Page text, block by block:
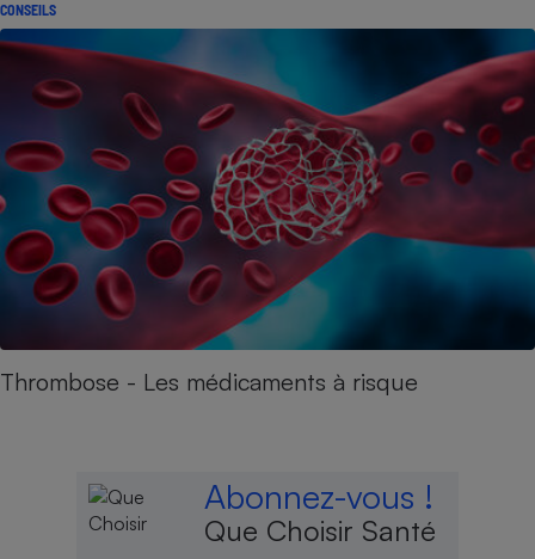
CONSEILS
Thrombose - Les médicaments à risque
Abonnez-vous !
Que Choisir Santé